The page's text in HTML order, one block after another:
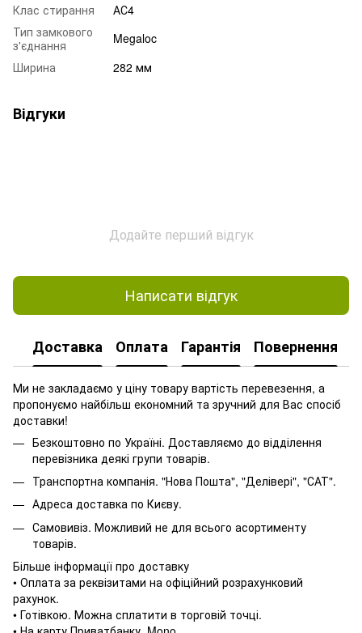
Клас стирання
АС4
Тип замкового
з'єднання
Megaloc
Ширина
282 мм
Відгуки
Додайте перший відгук
Написати відгук
Доставка Оплата Гарантія Повернення
Ми не закладаємо у ціну товару вартість перевезення, а
пропонуємо найбільш економний та зручний для Вас спосіб
доставки!
Безкоштовно по Україні. Доставляємо до відділення
перевізника деякі групи товарів.
Транспортна компанія. "Нова Пошта", "Делівері", "САТ".
Адреса доставка по Києву.
Самовивіз. Можливий не для всього асортименту
товарів.
Більше інформації про доставку
• Оплата за реквізитами на офіційний розрахунковий
рахунок.
• Готівкою. Можна сплатити в торговій точці.